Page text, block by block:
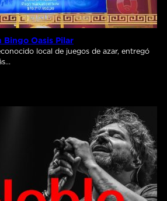
Bingo Oasis Pilar
local de juegos de azar, entregó